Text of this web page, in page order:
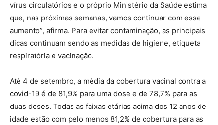
vírus circulatórios e o próprio Ministério da Saúde estima
que, nas próximas semanas, vamos continuar com esse
aumento”, afirma. Para evitar contaminação, as principais
dicas continuam sendo as medidas de higiene, etiqueta
respiratória e vacinação.
Até 4 de setembro, a média da cobertura vacinal contra a
covid-19 é de 81,9% para uma dose e de 78,7% para as
duas doses. Todas as faixas etárias acima dos 12 anos de
idade estão com pelo menos 81,2% de cobertura para as